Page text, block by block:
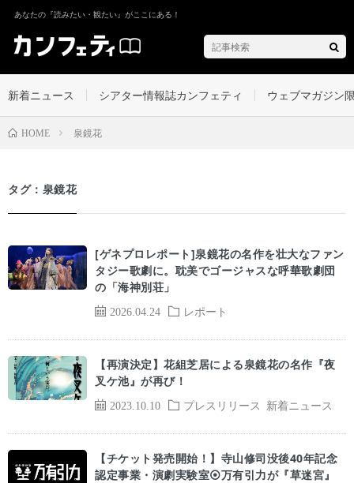
あなたの『読みたい・観たい』がここにある！
新着ニュース シアター情報誌カンフェティ ウェブマガジン
HOME 泉鏡花
タグ：泉鏡花
2026.04.24 レポート
[ゲネプロレポート]泉鏡花の名作を壮大なファン
タジー歌劇に。耽美でゴージャスな呼華歌劇団
の「海神別荘」
2023.10.10 プレスリリース 新着ニュース
【再演決定】花組芝居による泉鏡花の名作『夜
叉ケ池』が再び！
【チケット発売開始！】寺山修司没後40年記念
認定事業・演劇実験室⦿万有引力が『草迷宮』